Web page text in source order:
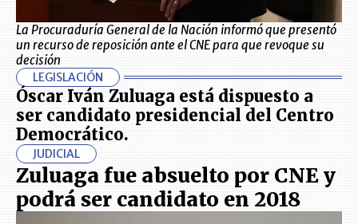
La Procuraduría General de la Nación informó que presentó
un recurso de reposición ante el CNE para que revoque su
decisión
LEGISLACIÓN
Óscar Iván Zuluaga está dispuesto a
ser candidato presidencial del Centro
Democrático.
JUDICIAL
Zuluaga fue absuelto por CNE y
podrá ser candidato en 2018